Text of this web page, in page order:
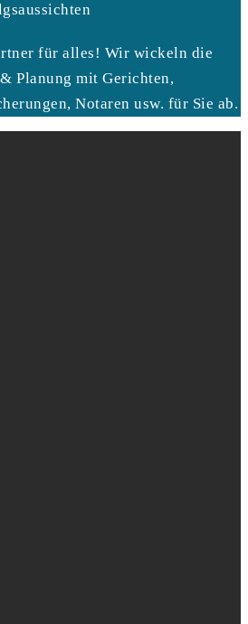
für alles! Wir wickeln die
Planung mit Gerichten,
Notaren usw. für Sie ab.